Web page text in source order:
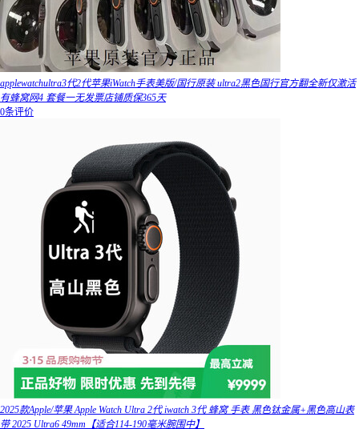
applewatchultra3代2代苹果iWatch手表美版/国行原装 ultra2黑色国行官方翻全新仅激活
有蜂窝网4 套餐一无发票店铺质保365天
0条评价
2025款Apple/苹果 Apple Watch Ultra 2代 iwatch 3代 蜂窝 手表 黑色钛金属+黑色高山表
带 2025 Ultra6 49mm【适合114-190毫米腕围中】